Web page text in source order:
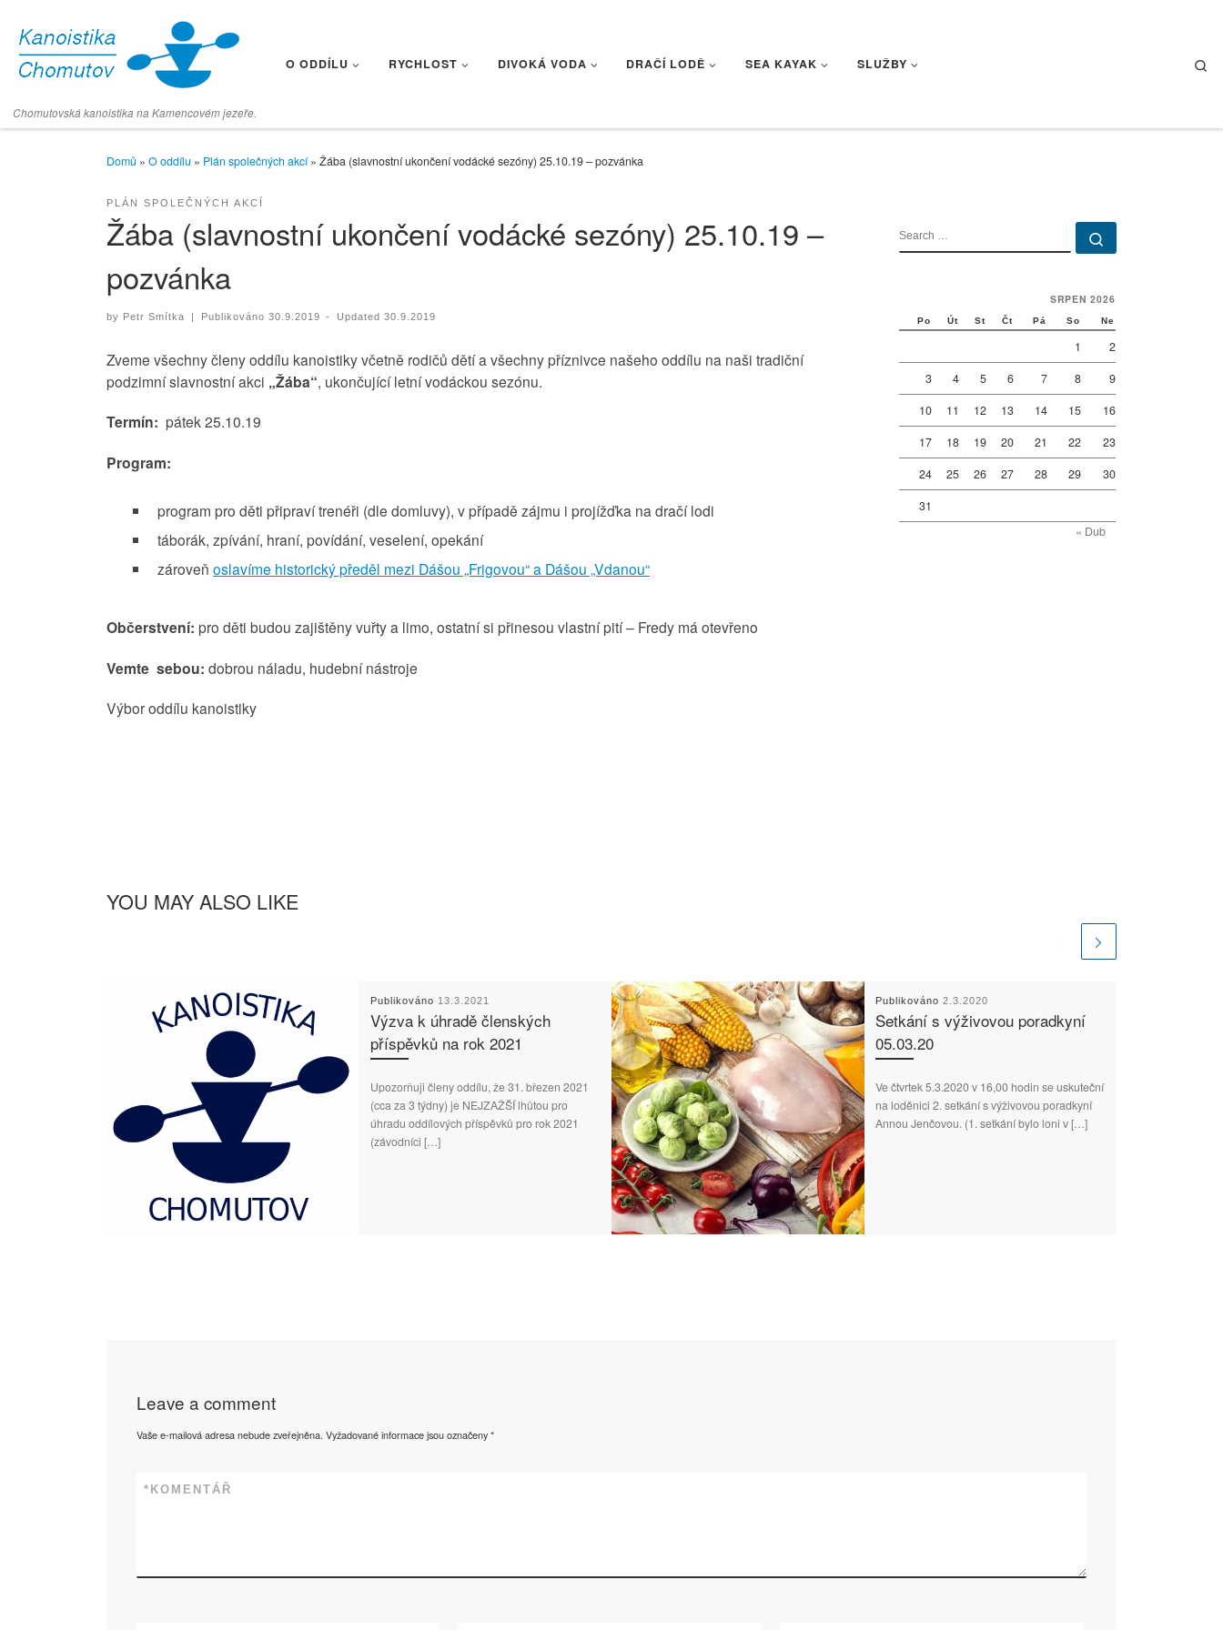
Skip to content
Chomutovská kanoistika na Kamencovém jezeře.
O ODDÍLU RYCHLOST DIVOKÁ VODA DRAČÍ LODĚ SEA KAYAK SLUŽBY
Domů » O oddílu » Plán společných akcí » Žába (slavnostní ukončení vodácké sezóny) 25.10.19 – pozvánka
PLÁN SPOLEČNÝCH AKCÍ
Žába (slavnostní ukončení vodácké sezóny) 25.10.19 –
pozvánka
by Petr Smítka | Publikováno 30.9.2019 - Updated30.9.2019
Zveme všechny členy oddílu kanoistiky včetně rodičů dětí a všechny příznivce našeho oddílu na naši tradiční
podzimní slavnostní akci „Žába“, ukončující letní vodáckou sezónu.
Termín: pátek 25.10.19
Program:
program pro děti připraví trenéři (dle domluvy), v případě zájmu i projížďka na dračí lodi
táborák, zpívání, hraní, povídání, veselení, opekání
zároveň oslavíme historický předěl mezi Dášou „Frigovou“ a Dášou „Vdanou“
Občerstvení: pro děti budou zajištěny vuřty a limo, ostatní si přinesou vlastní pití – Fredy má otevřeno
Vemte sebou: dobrou náladu, hudební nástroje
Výbor oddílu kanoistiky
YOU MAY ALSO LIKE
Publikováno 13.3.2021
Výzva k úhradě členských
příspěvků na rok 2021
Upozorňuji členy oddílu, že 31. březen 2021
(cca za 3 týdny) je NEJZAŽŠÍ lhůtou pro
úhradu oddílových příspěvků pro rok 2021
(závodníci […]
Publikováno 2.3.2020
Setkání s výživovou poradkyní
05.03.20
Ve čtvrtek 5.3.2020 v 16,00 hodin se uskuteční
na loděnici 2. setkání s výživovou poradkyní
Annou Jenčovou. (1. setkání bylo loni v […]
Leave a comment
Vaše e-mailová adresa nebude zveřejněna. Vyžadované informace jsou označeny*
KOMENTÁŘ
*
SEARCH
SRPEN 2026
Po Út St Čt Pá So Ne
1
2
3
4 5 6 7 8
9
10
11 12 13 14 15
16
17
18 19 20 21 22
23
24
25 26 27 28 29
30
31
« Dub